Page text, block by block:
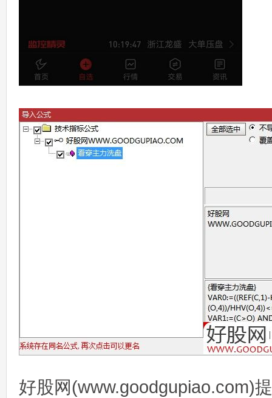
好股网(www.goodgupiao.com)